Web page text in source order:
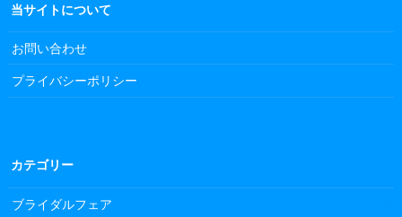
当サイトについて
お問い合わせ
プライバシーポリシー
カテゴリー
ブライダルフェア